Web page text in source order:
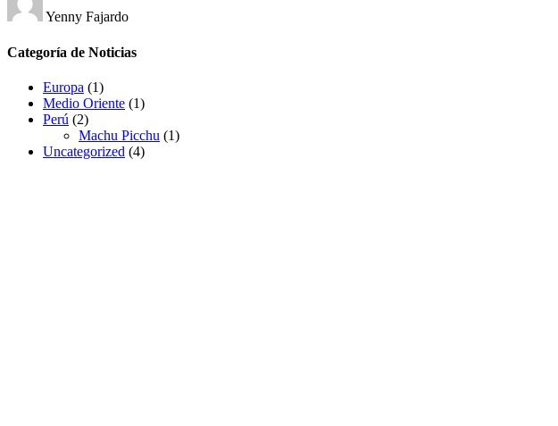
Yenny Fajardo
Categoría de Noticias
Europa (1)
Medio Oriente (1)
Perú (2)
Machu Picchu (1)
Uncategorized (4)